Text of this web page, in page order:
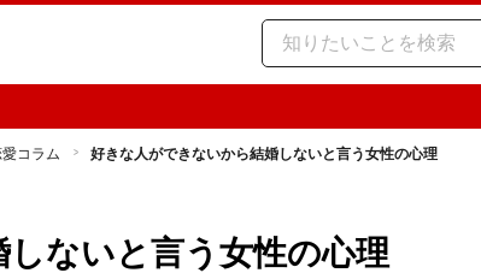
コラム 好きな人ができないから結婚しないと言う女性の心理
ないと言う女性の心理